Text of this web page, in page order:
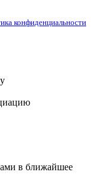
конфиденциальности
в ближайшее